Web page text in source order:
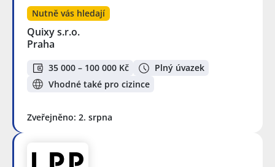
Nutně vás hledají
Quixy s.r.o.
Praha
35 000 – 100 000 Kč
Plný úvazek
Vhodné také pro cizince
Zveřejněno: 2. srpna